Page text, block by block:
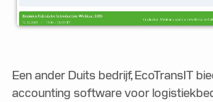
Een ander Duits bedrijf, EcoTransIT
accounting software voor